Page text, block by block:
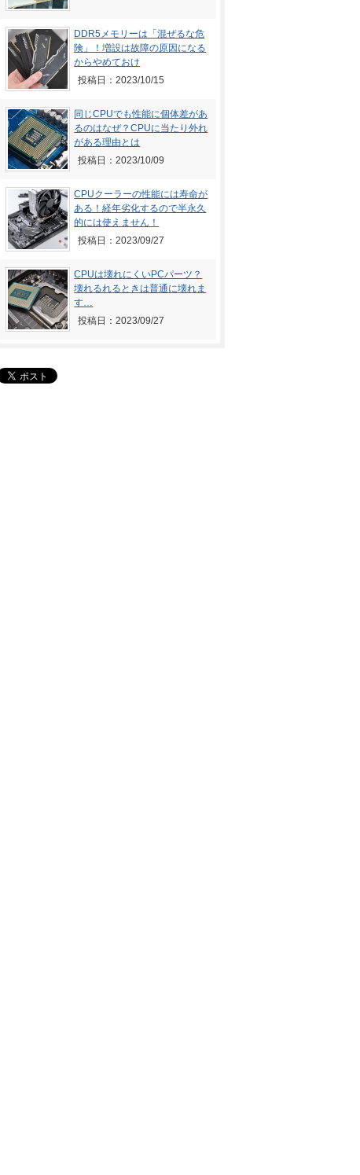
DDR5メモリーは「混ぜるな危
険」！増設は故障の原因になる
からやめておけ
投稿日：2023/10/15
同じCPUでも性能に個体差があ
るのはなぜ？CPUに当たり外れ
がある理由とは
投稿日：2023/10/09
CPUクーラーの性能には寿命が
ある！経年劣化するので半永久
的には使えません！
投稿日：2023/09/27
CPUは壊れにくいPCパーツ？
壊れるれるときは普通に壊れま
す…
投稿日：2023/09/27